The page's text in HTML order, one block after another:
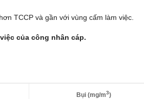
TCCP và gần với vùng cấm làm việc.
của công nhân cáp.
Bụi (mg/m­­­­­­­3)